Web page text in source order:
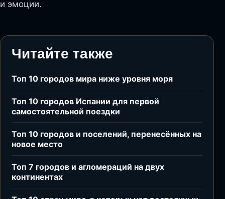
и эмоции.
Читайте также
Топ 10 городов мира ниже уровня моря
Топ 10 городов Испании для первой
самостоятельной поездки
Топ 10 городов и поселений, перенесённых на
новое место
Топ 7 городов и агломераций на двух
континентах